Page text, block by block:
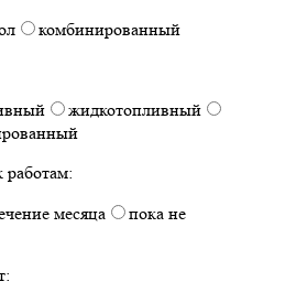
комбинированный
жидкотопливный
работам:
месяца
пока не